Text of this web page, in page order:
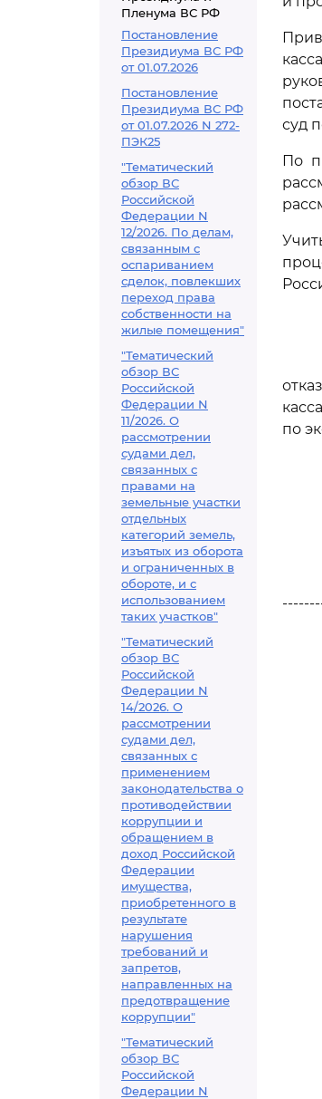
Пленума ВС РФ
Постановление
Президиума ВС РФ
от 01.07.2026
Постановление
Президиума ВС РФ
от 01.07.2026 N 272-
ПЭК25
"Тематический
обзор ВС
Российской
Федерации N
12/2026. По делам,
связанным с
оспариванием
сделок, повлекших
переход права
собственности на
жилые помещения"
"Тематический
обзор ВС
Российской
Федерации N
11/2026. О
рассмотрении
судами дел,
связанных с
правами на
земельные участки
отдельных
категорий земель,
изъятых из оборота
и ограниченных в
обороте, и с
использованием
таких участков"
"Тематический
обзор ВС
Российской
Федерации N
14/2026. О
рассмотрении
судами дел,
связанных с
применением
законодательства о
противодействии
коррупции и
обращением в
доход Российской
Федерации
имущества,
приобретенного в
результате
нарушения
требований и
запретов,
направленных на
предотвращение
коррупции"
"Тематический
обзор ВС
Российской
Федерации N
суд
По
по